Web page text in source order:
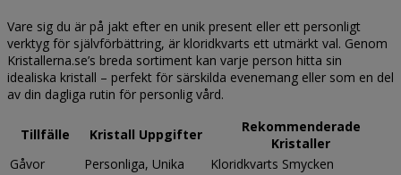
Vare sig du är på jakt efter en unik present eller ett personligt
verktyg för självförbättring, är kloridkvarts ett utmärkt val. Genom
Kristallerna.se’s breda sortiment kan varje person hitta sin
idealiska kristall – perfekt för särskilda evenemang eller som en del
av din dagliga rutin för personlig vård.
Tillfälle Kristall Uppgifter
Rekommenderade
Kristaller
Gåvor
Personliga, Unika
Kloridkvarts Smycken